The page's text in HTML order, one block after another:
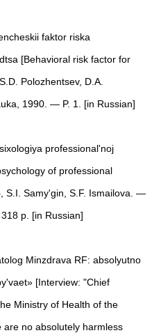
faktor riska
[Behavioral risk factor for
Polozhentsev, D.A.
1990. — P. 1. [in Russian]
professional'noj
of professional
S.I. Samy'gin, S.F. Ismailova. —
p. [in Russian]
Minzdrava RF: absolyutno
[Interview: "Chief
Ministry of Health of the
no absolutely harmless